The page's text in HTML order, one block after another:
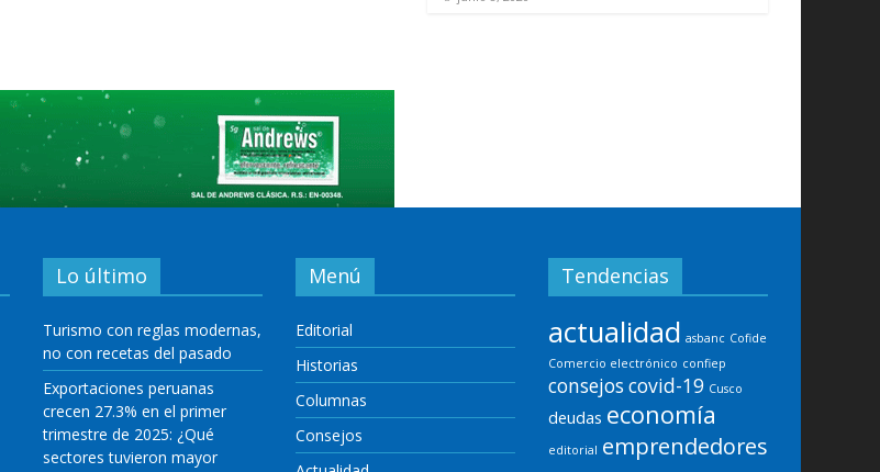
Lo último
Turismo con reglas modernas,
no con recetas del pasado
Exportaciones peruanas
crecen 27.3% en el primer
trimestre de 2025: ¿Qué
sectores tuvieron mayor
Menú
Editorial
Historias
Columnas
Consejos
Tendencias
actualidad asbanc Cofide
Comercio electrónico confiep
consejos covid-19 Cusco
deudas economía
editorial emprendedores